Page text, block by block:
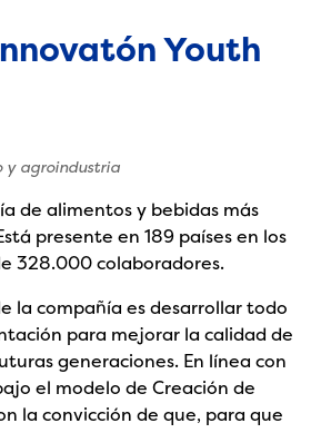
Youth
y agroindustria
de alimentos y bebidas más
presente en 189 países en los
328.000 colaboradores.
la compañía es desarrollar todo
para mejorar la calidad de
generaciones. En línea con
el modelo de Creación de
la convicción de que, para que